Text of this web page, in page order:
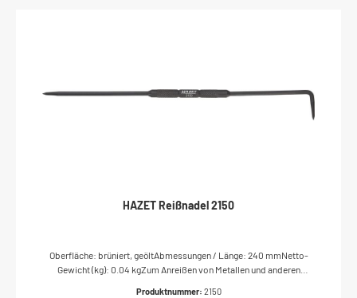
HAZET Reißnadel 2150
Oberfläche: brüniert, geöltAbmessungen / Länge: 240 mmNetto-
Gewicht (kg): 0.04 kgZum Anreißen von Metallen und anderen
Produktnummer: 2150